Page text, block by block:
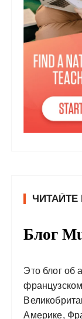
ЧИТАЙТЕ
Блог
Это блог об
Америке,